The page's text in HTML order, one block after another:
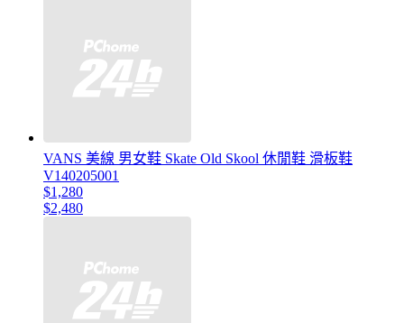
VANS 美線 男女鞋 Skate Old Skool 休閒鞋 滑板鞋
V140205001
$1,280
$2,480